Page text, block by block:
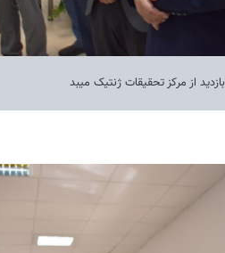
بازدید از مرکز تحقیقات ژنتیک میبد